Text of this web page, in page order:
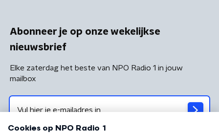
Abonneer je op onze wekelijkse
nieuwsbrief
Elke zaterdag het beste van NPO Radio 1 in jouw
mailbox